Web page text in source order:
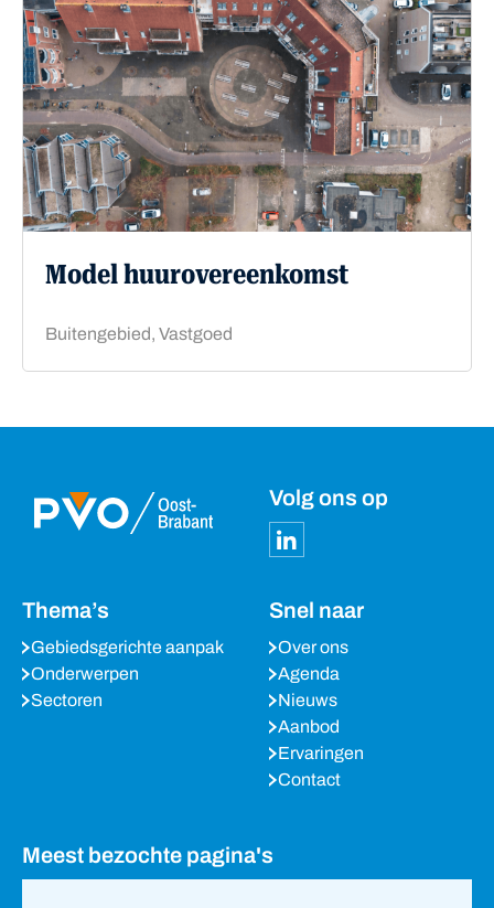
Model huurovereenkomst
Buitengebied, Vastgoed
Volg ons op
Thema’s
Gebiedsgerichte aanpak
Onderwerpen
Sectoren
Snel naar
Over ons
Agenda
Nieuws
Aanbod
Ervaringen
Contact
Meest bezochte pagina's